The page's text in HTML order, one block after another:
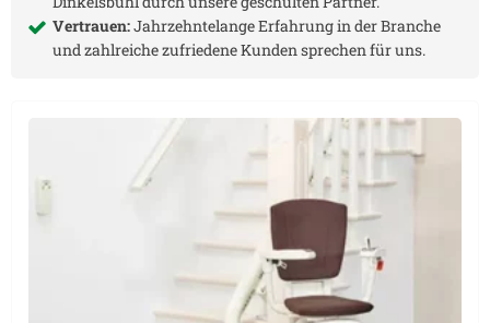
Vertrauen:Jahrzehntelange Erfahrung in der Branche
und zahlreiche zufriedene Kunden sprechen für uns.